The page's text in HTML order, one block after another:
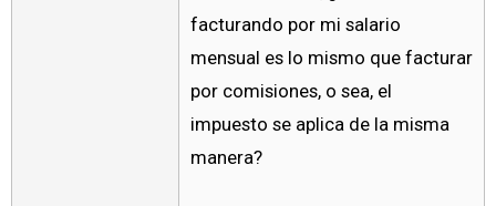
facturando por mi salario
mensual es lo mismo que facturar
por comisiones, o sea, el
impuesto se aplica de la misma
manera?